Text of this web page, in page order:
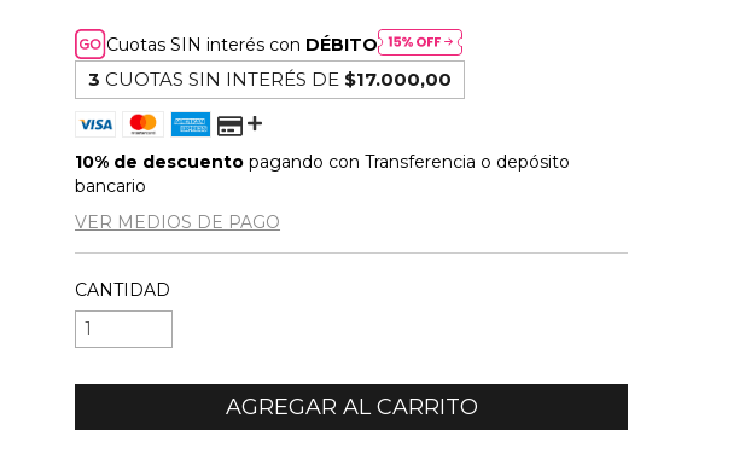
Cuotas SIN interés con DÉBITO
3 CUOTAS SIN INTERÉS DE $17.000,00
10% de descuento pagando con Transferencia o depósito
bancario
VER MEDIOS DE PAGO
CANTIDAD